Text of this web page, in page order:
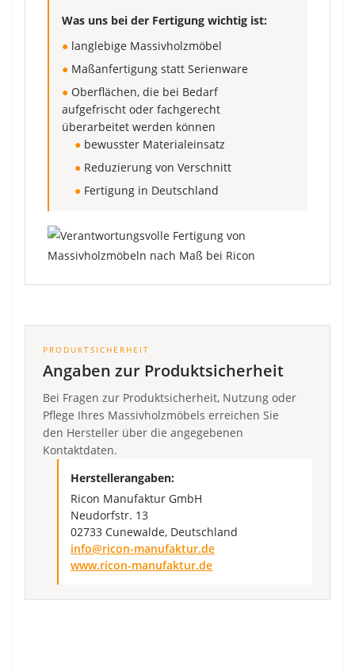
Was uns bei der Fertigung wichtig ist:
● langlebige Massivholzmöbel
● Maßanfertigung statt Serienware
● Oberflächen, die bei Bedarf
aufgefrischt oder fachgerecht
überarbeitet werden können
● bewusster Materialeinsatz
● Reduzierung von Verschnitt
● Fertigung in Deutschland
PRODUKTSICHERHEIT
Angaben zur Produktsicherheit
Bei Fragen zur Produktsicherheit, Nutzung oder
Pflege Ihres Massivholzmöbels erreichen Sie
den Hersteller über die angegebenen
Kontaktdaten.
Herstellerangaben:
Ricon Manufaktur GmbH
Neudorfstr. 13
02733 Cunewalde, Deutschland
info@ricon-manufaktur.de
www.ricon-manufaktur.de